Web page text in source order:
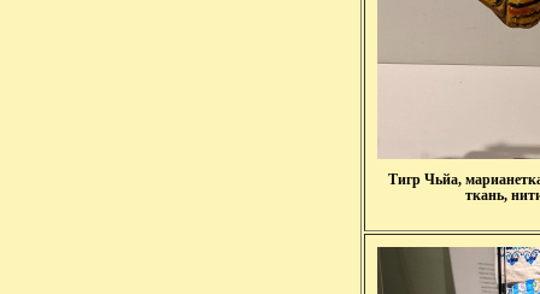
Тигр Чьйа,
ткань,